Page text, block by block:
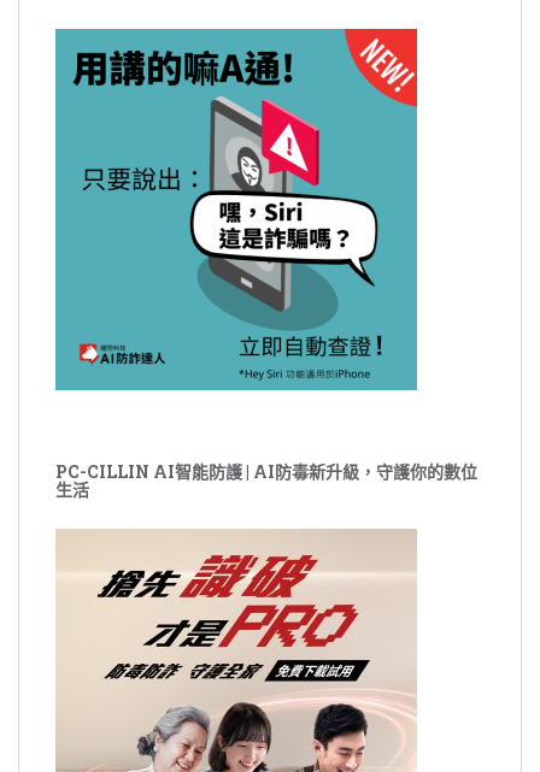
PC-CILLIN AI智能防護 | AI防毒新升級，守護你的數位
生活